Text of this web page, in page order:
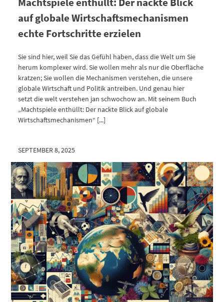
auf globale Wirtschaftsmechanismen
echte Fortschritte erzielen
Sie sind hier, weil Sie das Gefühl haben, dass die Welt um Sie
herum komplexer wird. Sie wollen mehr als nur die Oberfläche
kratzen; Sie wollen die Mechanismen verstehen, die unsere
globale Wirtschaft und Politik antreiben. Und genau hier
setzt die welt verstehen jan schwochow an. Mit seinem Buch
„Machtspiele enthüllt: Der nackte Blick auf globale
Wirtschaftsmechanismen“ [...]
SEPTEMBER 8, 2025